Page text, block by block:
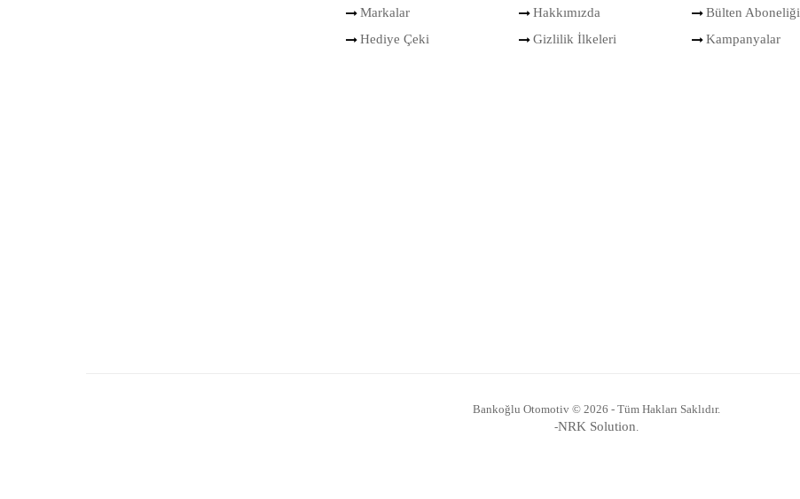
Markalar
Hediye Çeki
Hakkımızda
Gizlilik İlkeleri
Bülten Aboneliği
Kampanyalar
Bankoğlu Otomotiv © 2026 - Tüm Hakları Saklıdır.
-NRK Solution.